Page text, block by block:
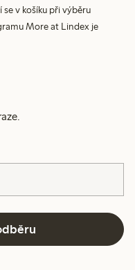
v košíku při výběru
More at Lindex je